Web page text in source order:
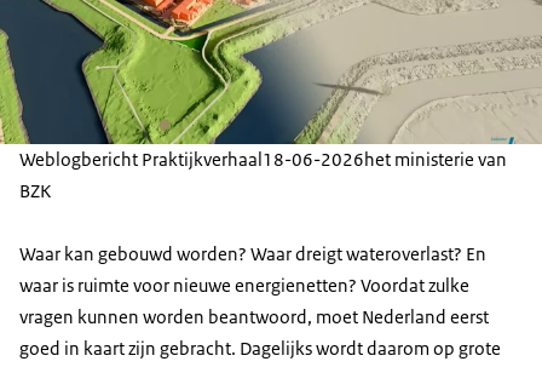
Weblogbericht Praktijkverhaal18-06-2026het ministerie van
BZK
Waar kan gebouwd worden? Waar dreigt wateroverlast? En
waar is ruimte voor nieuwe energienetten? Voordat zulke
vragen kunnen worden beantwoord, moet Nederland eerst
goed in kaart zijn gebracht. Dagelijks wordt daarom op grote